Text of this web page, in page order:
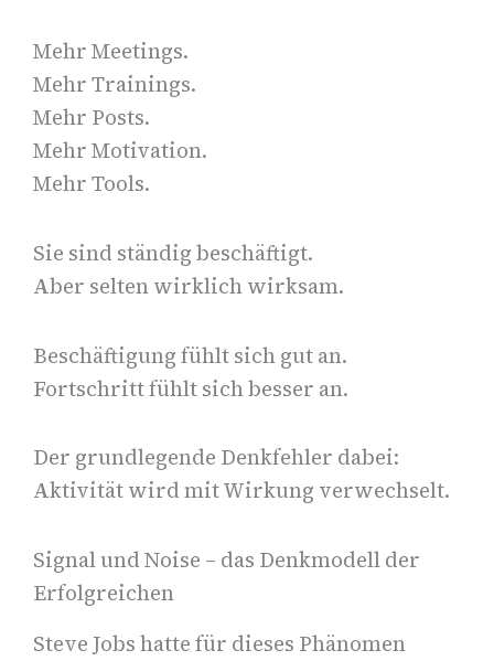
Mehr Meetings.
Mehr Trainings.
Mehr Posts.
Mehr Motivation.
Mehr Tools.
Sie sind ständig beschäftigt.
Aber selten wirklich wirksam.
Beschäftigung fühlt sich gut an.
Fortschritt fühlt sich besser an.
Der grundlegende Denkfehler dabei:
Aktivität wird mit Wirkung verwechselt.
Signal und Noise – das Denkmodell der
Erfolgreichen
Steve Jobs hatte für dieses Phänomen